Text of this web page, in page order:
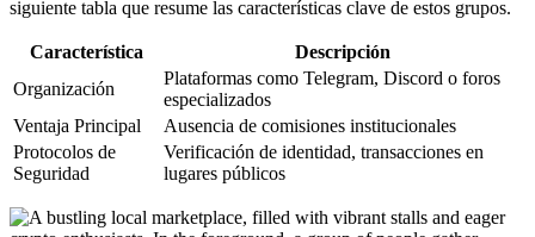
siguiente tabla que resume las características clave de estos grupos.
Característica
Descripción
Organización
Plataformas como Telegram, Discord o foros
especializados
Ventaja Principal
Ausencia de comisiones institucionales
Protocolos de
Seguridad
Verificación de identidad, transacciones en
lugares públicos